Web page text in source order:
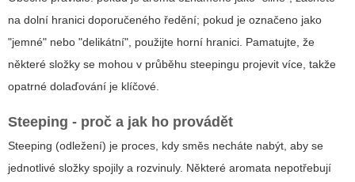
na dolní hranici doporučeného ředění; pokud je označeno jako
"jemné" nebo "delikátní", použijte horní hranici. Pamatujte, že
některé složky se mohou v průběhu steepingu projevit více, takže
opatrné dolaďování je klíčové.
Steeping - proč a jak ho provádět
Steeping (odležení) je proces, kdy směs necháte nabýt, aby se
jednotlivé složky spojily a rozvinuly. Některé aromata nepotřebují